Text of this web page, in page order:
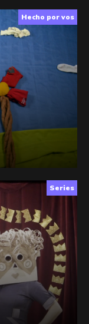
Hecho por vos
Series